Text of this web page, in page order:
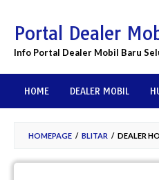
content
Portal Dealer
Info Portal Dealer Mobil Baru
HOME DEALER MOBIL
HOMEPAGE / BLITAR / DEALER